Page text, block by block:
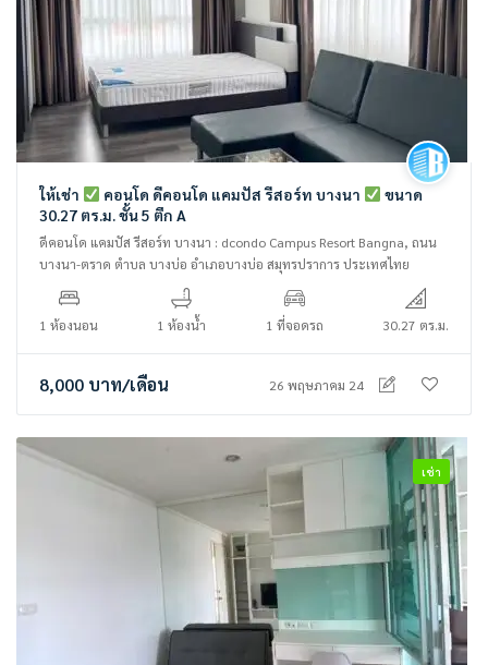
ให้เช่า คอนโด ดีคอนโด แคมปัส รีสอร์ท บางนา
ขนาด
30.27 ตร.ม. ชั้น 5 ตึก A
ดีคอนโด แคมปัส รีสอร์ท บางนา : dcondo Campus Resort Bangna, ถนน
บางนา-ตราด ตำบล บางบ่อ อำเภอบางบ่อ สมุทรปราการ ประเทศไทย
1 ห้องนอน 1 ห้องน้ำ 1 ที่จอดรถ 30.27 ตร.ม.
8,000 บาท/เดือน 26 พฤษภาคม 24
เช่า